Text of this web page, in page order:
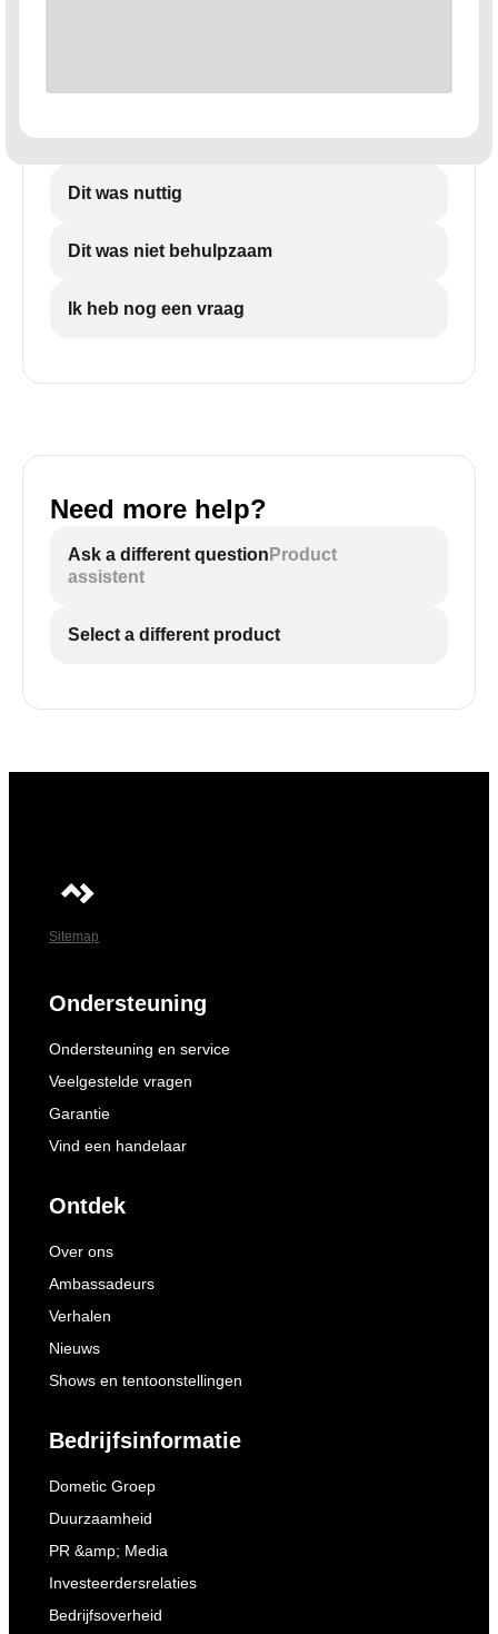
Dit was nuttig
Dit was niet behulpzaam
Ik heb nog een vraag
Need more help?
Ask a different question Product
assistent
Select a different product
Sitemap
Ondersteuning
Ondersteuning en service
Veelgestelde vragen
Garantie
Vind een handelaar
Ontdek
Over ons
Ambassadeurs
Verhalen
Nieuws
Shows en tentoonstellingen
Bedrijfsinformatie
Dometic Groep
Duurzaamheid
PR &amp; Media
Investeerdersrelaties
Bedrijfsoverheid